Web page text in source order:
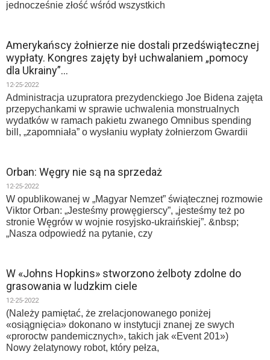
jednocześnie złość wśród wszystkich
Amerykańscy żołnierze nie dostali przedświątecznej
wypłaty. Kongres zajęty był uchwalaniem „pomocy
dla Ukrainy”…
12-25-2022
Administracja uzupratora prezydenckiego Joe Bidena zajęta
przepychankami w sprawie uchwalenia monstrualnych
wydatków w ramach pakietu zwanego Omnibus spending
bill, „zapomniała” o wysłaniu wypłaty żołnierzom Gwardii
Orban: Węgry nie są na sprzedaż
12-25-2022
W opublikowanej w „Magyar Nemzet” świątecznej rozmowie
Viktor Orban: „Jesteśmy prowęgierscy”, „jesteśmy też po
stronie Węgrów w wojnie rosyjsko-ukraińskiej”. &nbsp;
„Nasza odpowiedź na pytanie, czy
W «Johns Hopkins» stworzono żelboty zdolne do
grasowania w ludzkim ciele
12-25-2022
(Należy pamiętać, że zrelacjonowanego poniżej
«osiągnięcia» dokonano w instytucji znanej ze swych
«proroctw pandemicznych», takich jak «Event 201»)
Nowy żelatynowy robot, który pełza,